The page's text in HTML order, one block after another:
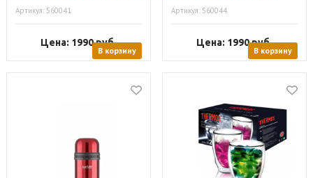
Артикул: 560041
Цена: 1990руб.
В корзину
Артикул: 560044
Цена: 1990руб.
В корзину